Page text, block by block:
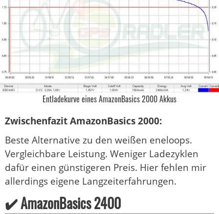
Entladekurve eines AmazonBasics 2000 Akkus
Zwischenfazit AmazonBasics 2000:
Beste Alternative zu den weißen eneloops.
Vergleichbare Leistung. Weniger Ladezyklen
dafür einen günstigeren Preis. Hier fehlen mir
allerdings eigene Langzeiterfahrungen.
✔️ AmazonBasics 2400